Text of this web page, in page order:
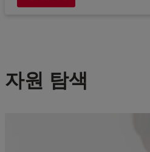
자원 탐색